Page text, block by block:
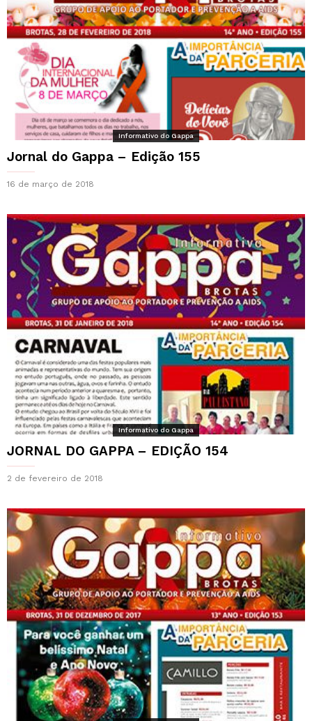
Informativo do Gappa
Jornal do Gappa – Edição 155
16 de março de 2018
Informativo do Gappa
JORNAL DO GAPPA – EDIÇÃO 154
2 de fevereiro de 2018